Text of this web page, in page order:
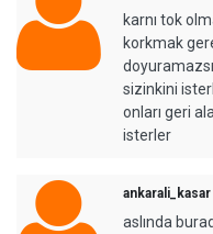
karnı tok
korkmak
sizinkini
onları geri
isterler
ankarali_kasar
aslında